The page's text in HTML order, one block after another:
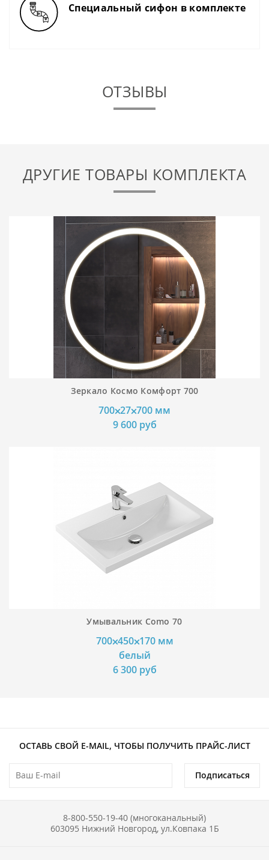
Специальный сифон в комплекте
ОТЗЫВЫ
ДРУГИЕ ТОВАРЫ КОМПЛЕКТА
Зеркало Космо Комфорт 700
700⨉27⨉700 мм
9 600 руб
Умывальник Como 70
700⨉450⨉170 мм
белый
6 300 руб
ОСТАВЬ СВОЙ E-MAIL, ЧТОБЫ ПОЛУЧИТЬ ПРАЙС-ЛИСТ
Подписаться
8-800-550-19-40 (многоканальный)
603095 Нижний Новгород, ул.Ковпака 1Б